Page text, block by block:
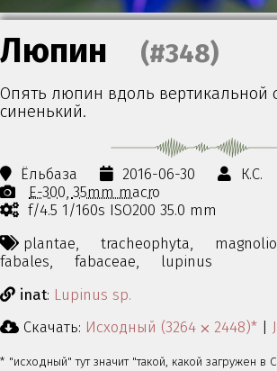
Люпин (#348)
Опять люпин вдоль вертикальной
синенький.
Ёльбаза 2016-06-30
К.С.
E-300 35mm macro
f/4.5 1/160s ISO200 35.0 mm
plantae,
tracheophyta,
fabales,
fabaceae,
lupinus
inat: Lupinus sp.
Скачать: Исходный (3264 ⨉ 2448)*
* "исходный" тут значит "такой, какой загружен в